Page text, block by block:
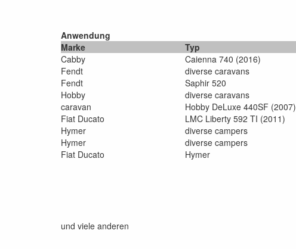
Anwendung
Marke
Typ
Cabby
Caienna 740 (2016)
Fendt
diverse caravans
Fendt
Saphir 520
Hobby
diverse caravans
caravan
Hobby DeLuxe 440SF (2007)
Fiat Ducato
LMC Liberty 592 TI (2011)
Hymer
diverse campers
Hymer
diverse campers
Fiat Ducato
Hymer
und viele anderen